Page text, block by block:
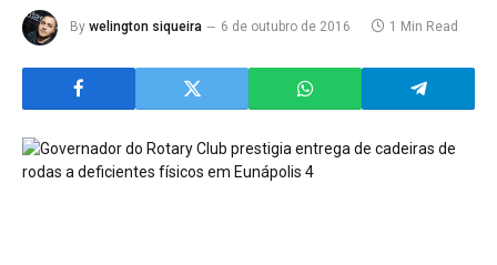
By welington siqueira 6 de outubro de 2016 1 Min Read